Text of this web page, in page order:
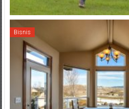
Bisnis